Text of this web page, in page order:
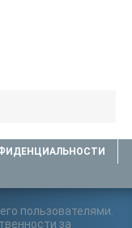
пользователями.
за